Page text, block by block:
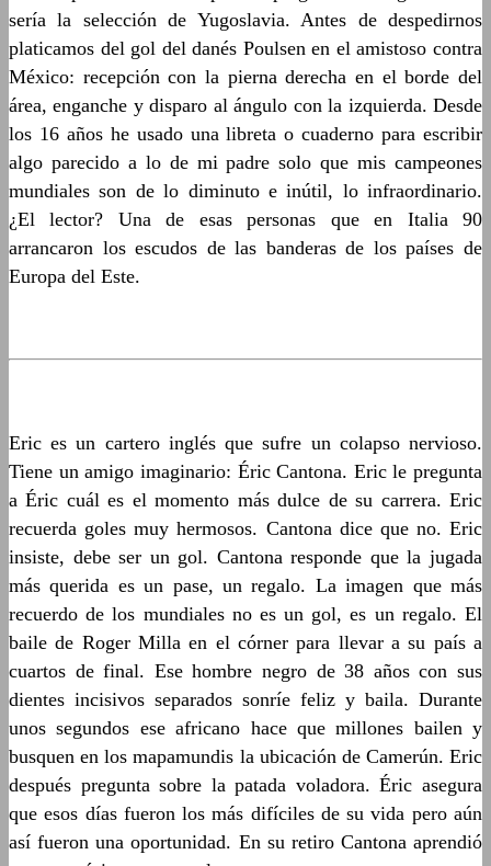
sería la selección de Yugoslavia. Antes de despedirnos
platicamos del gol del danés Poulsen en el amistoso contra
México: recepción con la pierna derecha en el borde del
área, enganche y disparo al ángulo con la izquierda. Desde
los 16 años he usado una libreta o cuaderno para escribir
algo parecido a lo de mi padre solo que mis campeones
mundiales son de lo diminuto e inútil, lo infraordinario.
¿El lector? Una de esas personas que en Italia 90
arrancaron los escudos de las banderas de los países de
Europa del Este.
Eric es un cartero inglés que sufre un colapso nervioso.
Tiene un amigo imaginario: Éric Cantona. Eric le pregunta
a Éric cuál es el momento más dulce de su carrera. Eric
recuerda goles muy hermosos. Cantona dice que no. Eric
insiste, debe ser un gol. Cantona responde que la jugada
más querida es un pase, un regalo. La imagen que más
recuerdo de los mundiales no es un gol, es un regalo. El
baile de Roger Milla en el córner para llevar a su país a
cuartos de final. Ese hombre negro de 38 años con sus
dientes incisivos separados sonríe feliz y baila. Durante
unos segundos ese africano hace que millones bailen y
busquen en los mapamundis la ubicación de Camerún. Eric
después pregunta sobre la patada voladora. Éric asegura
que esos días fueron los más difíciles de su vida pero aún
así fueron una oportunidad. En su retiro Cantona aprendió